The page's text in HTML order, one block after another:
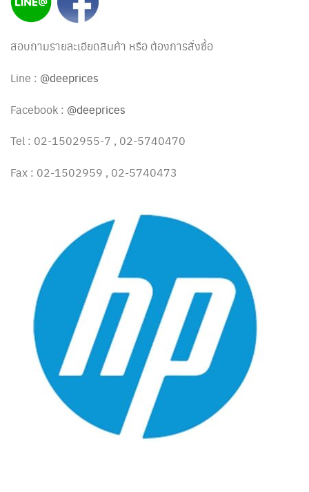
สอบถามรายละเอียดสินค้า หรือ ต้องการสั่งซื้อ
Line : @deeprices
Facebook : @deeprices
Tel : 02-1502955-7 , 02-5740470
Fax : 02-1502959 , 02-5740473